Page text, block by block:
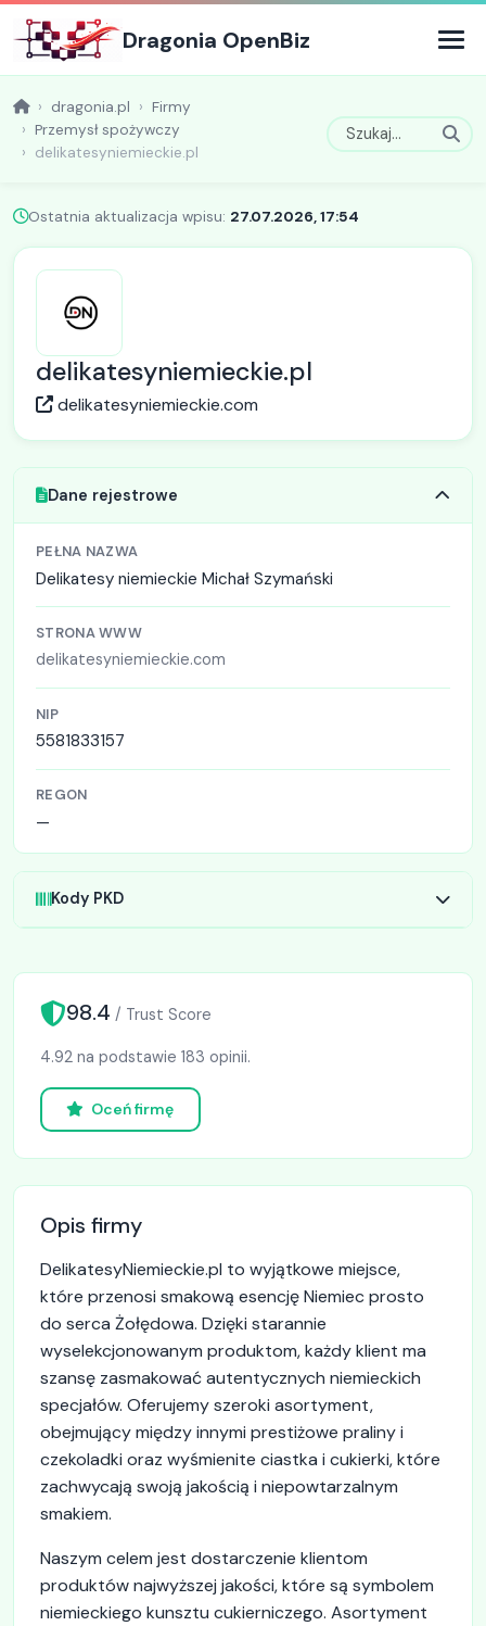
Dragonia OpenBiz
dragonia.pl
Firmy
Przemysł spożywczy
delikatesyniemieckie.pl
Ostatnia aktualizacja wpisu: 27.07.2026, 17:54
delikatesyniemieckie.pl
delikatesyniemieckie.com
Dane rejestrowe
PEŁNA NAZWA
Delikatesy niemieckie Michał Szymański
STRONA WWW
delikatesyniemieckie.com
NIP
5581833157
REGON
—
Kody PKD
98.4 / Trust Score
4.92 na podstawie 183 opinii.
Oceń firmę
Opis firmy
DelikatesyNiemieckie.pl to wyjątkowe miejsce,
które przenosi smakową esencję Niemiec prosto
do serca Żołędowa. Dzięki starannie
wyselekcjonowanym produktom, każdy klient ma
szansę zasmakować autentycznych niemieckich
specjałów. Oferujemy szeroki asortyment,
obejmujący między innymi prestiżowe praliny i
czekoladki oraz wyśmienite ciastka i cukierki, które
zachwycają swoją jakością i niepowtarzalnym
smakiem.
Naszym celem jest dostarczenie klientom
produktów najwyższej jakości, które są symbolem
niemieckiego kunsztu cukierniczego. Asortyment